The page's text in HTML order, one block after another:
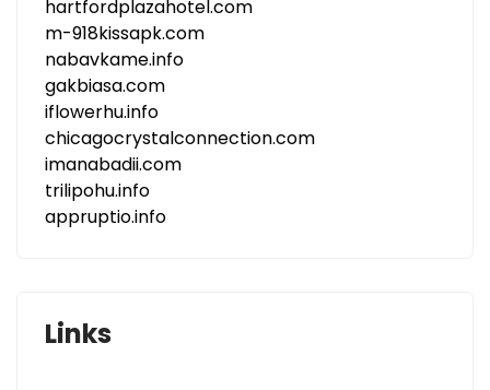
hartfordplazahotel.com
m-918kissapk.com
nabavkame.info
gakbiasa.com
iflowerhu.info
chicagocrystalconnection.com
imanabadii.com
trilipohu.info
appruptio.info
Links